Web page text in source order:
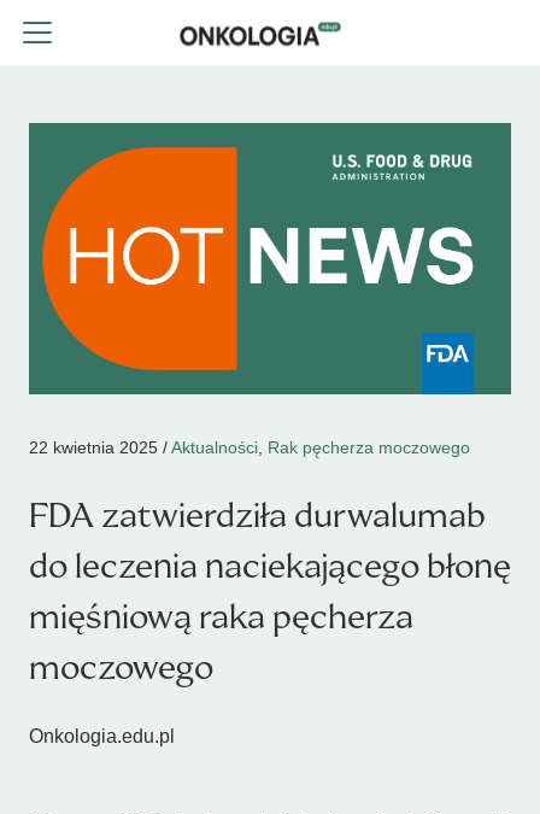
22 kwietnia 2025 /Aktualności Rak pęcherza moczowego
FDA zatwierdziła durwalumab
do leczenia naciekającego błonę
mięśniową raka pęcherza
moczowego
Onkologia.edu.pl